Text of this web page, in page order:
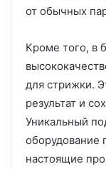
от обычных
Кроме того, в
для стрижки.
результат и
Уникальный
оборудование
настоящие